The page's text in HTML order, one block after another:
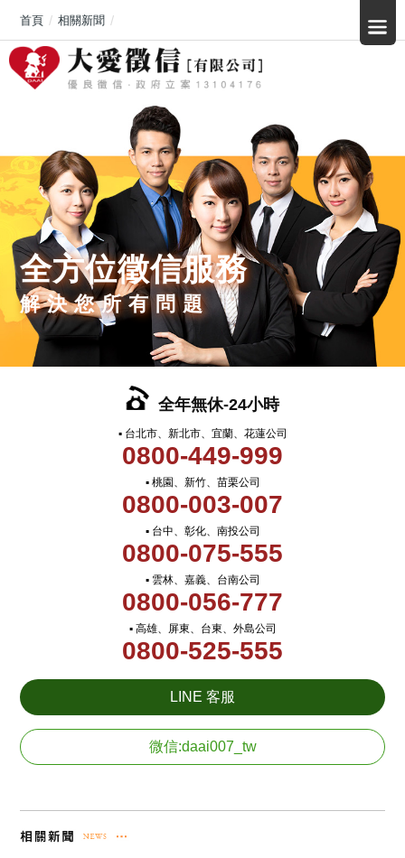
全方位徵信服務
解決您所有問題
全年無休-24小時
▪ 台北市、新北市、宜蘭、花蓮公司
0800-449-999
▪ 桃園、新竹、苗栗公司
0800-003-007
▪ 台中、彰化、南投公司
0800-075-555
▪ 雲林、嘉義、台南公司
0800-056-777
▪ 高雄、屏東、台東、外島公司
0800-525-555
LINE 客服
微信:daai007_tw
首頁 相關新聞
「本來只是先付行程訂金，最後卻連住宿和接送都成空」花蓮旅遊訂金詐